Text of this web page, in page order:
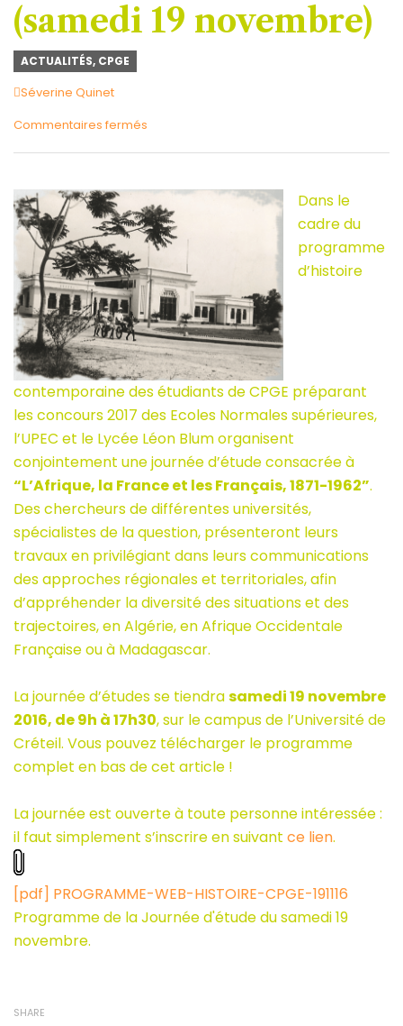
(samedi 19 novembre)
ACTUALITÉS, CPGE
Author
Séverine Quinet
Commentaires fermés
CPGE
:
l’Afrique,
la
France
et
les
Français
(samedi
19
novembre)
Dans le
cadre du
programme
d’histoire
contemporaine des étudiants de CPGE préparant
les concours 2017 des Ecoles Normales supérieures,
l’UPEC et le Lycée Léon Blum organisent
conjointement une journée d’étude consacrée à
“L’Afrique, la France et les Français, 1871-1962”.
Des chercheurs de différentes universités,
spécialistes de la question, présenteront leurs
travaux en privilégiant dans leurs communications
des approches régionales et territoriales, afin
d’appréhender la diversité des situations et des
trajectoires, en Algérie, en Afrique Occidentale
Française ou à Madagascar.
La journée d’études se tiendrasamedi 19 novembre
2016, de 9h à 17h30, sur le campus de l’Université de
Créteil. Vous pouvez télécharger le programme
complet en bas de cet article !
La journée est ouverte à toute personne intéressée :
il faut simplement s’inscrire en suivant ce lien.
[pdf] PROGRAMME-WEB-HISTOIRE-CPGE-191116
Programme de la Journée d'étude du samedi 19
novembre.
SHARE